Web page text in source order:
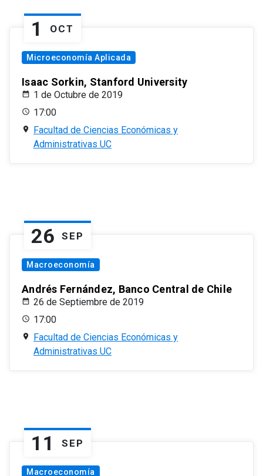
1 OCT
Microeconomía Aplicada
Isaac Sorkin, Stanford University
1 de Octubre de 2019
17:00
Facultad de Ciencias Económicas y
Administrativas UC
26 SEP
Macroeconomía
Andrés Fernández, Banco Central de Chile
26 de Septiembre de 2019
17:00
Facultad de Ciencias Económicas y
Administrativas UC
11 SEP
Macroeconomía